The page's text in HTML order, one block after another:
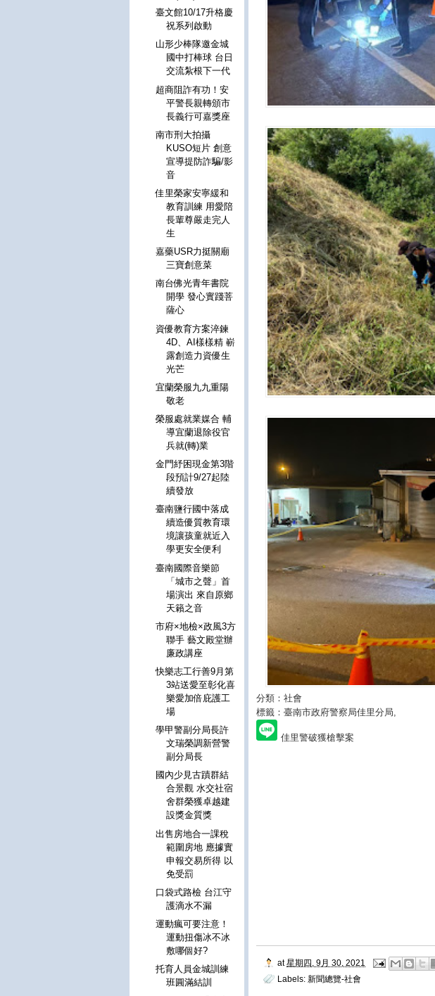
分類：社會
標籤：臺南市政府警察局佳里分局
佳里警破獲槍擊案
at 星期四, 9月 30, 2021
Labels: 新聞總覽-社會
臺文館10/17升格慶
祝系列啟動
山形少棒隊邀金城
國中打棒球 台日
交流紮根下一代
超商阻詐有功！安
平警長親轉頒市
長義行可嘉獎座
南市刑大拍攝
KUSO短片 創意
宣導提防詐騙/影
音
佳里榮家安寧緩和
教育訓練 用愛陪
長輩尊嚴走完人
生
嘉藥USR力挺關廟
三寶創意菜
南台佛光青年書院
開學 發心實踐菩
薩心
資優教育方案淬鍊
4D、AI樣樣精 嶄
露創造力資優生
光芒
宜蘭榮服九九重陽
敬老
榮服處就業媒合 輔
導宜蘭退除役官
兵就(轉)業
金門紓困現金第3階
段預計9/27起陸
續發放
臺南鹽行國中落成
續造優質教育環
境讓孩童就近入
學更安全便利
臺南國際音樂節
「城市之聲」首
場演出 來自原鄉
天籟之音
市府×地檢×政風3方
聯手 藝文殿堂辦
廉政講座
快樂志工行善9月第
3站送愛至彰化喜
樂愛加倍庇護工
場
學甲警副分局長許
文瑞榮調新營警
副分局長
國內少見古蹟群結
合景觀 水交社宿
舍群榮獲卓越建
設獎金質獎
出售房地合一課稅
範圍房地 應據實
申報交易所得 以
免受罰
口袋式路檢 台江守
護滴水不漏
運動瘋可要注意！
運動扭傷冰不冰
敷哪個好?
托育人員金城訓練
班圓滿結訓